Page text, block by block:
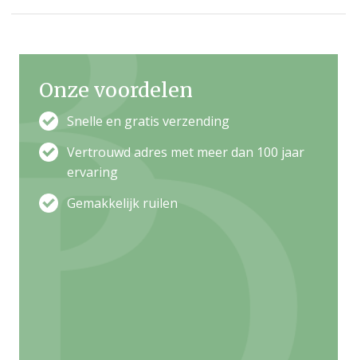
topseller. De basis...
Onze voordelen
Snelle en gratis verzending
Vertrouwd adres met meer dan 100 jaar
ervaring
Gemakkelijk ruilen